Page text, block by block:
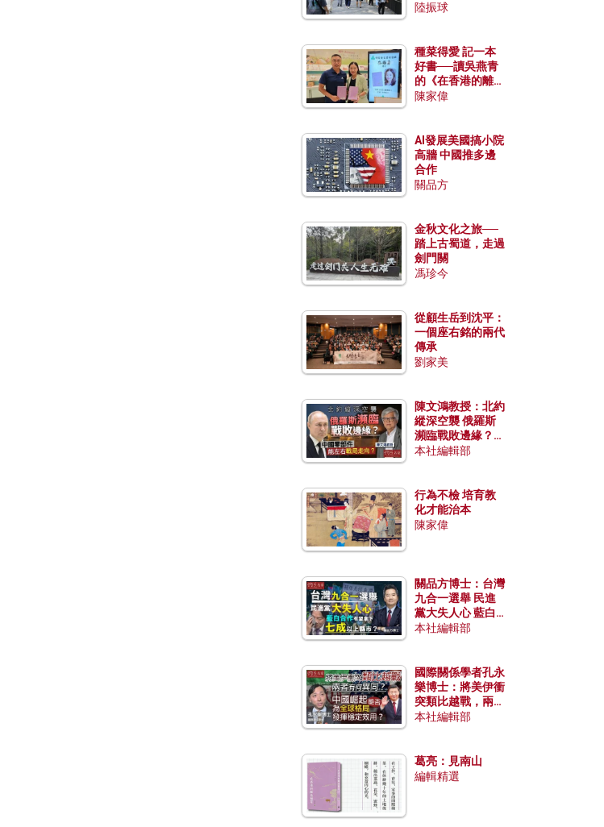
陸振球
種菜得愛 記一本
好書──讀吳燕青
的《在香港的離島
種菜》
陳家偉
AI發展美國搞小院
高牆 中國推多邊
合作
關品方
金秋文化之旅──
踏上古蜀道，走過
劍門關
馮珍今
從顧生岳到沈平：
一個座右銘的兩代
傳承
劉家美
陳文鴻教授：北約
縱深空襲 俄羅斯
瀕臨戰敗邊緣？中
國零部件能左右戰
本社編輯部
行為不檢 培育教
化才能治本
陳家偉
關品方博士：台灣
九合一選舉 民進
黨大失人心 藍白
合作有望拿下七成
本社編輯部
國際關係學者孔永
樂博士：將美伊衝
突類比越戰，兩者
有何異同？中國崛
本社編輯部
葛亮：見南山
編輯精選